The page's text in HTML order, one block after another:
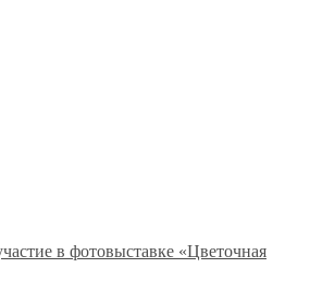
в фотовыставке «Цветочная